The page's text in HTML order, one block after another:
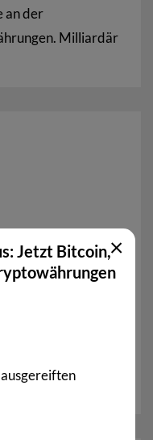
an der
Milliardär
äusserte...
Jetzt Bitcoin,×